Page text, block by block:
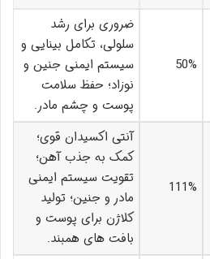
50%
ضروری برای رشد
سلولی، تکامل بینایی و
سیستم ایمنی جنین و
نوزاد؛ حفظ سلامت
پوست و چشم مادر.
111%
آنتی اکسیدان قوی؛
کمک به جذب آهن؛
تقویت سیستم ایمنی
مادر و جنین؛ تولید
کلاژن برای پوست و
بافت های همبند.